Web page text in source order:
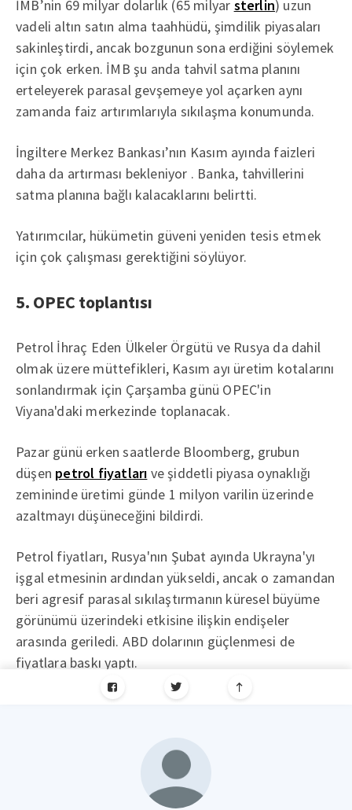
İMB’nin 69 milyar dolarlık (65 milyar sterlin) uzun
vadeli altın satın alma taahhüdü, şimdilik piyasaları
sakinleştirdi, ancak bozgunun sona erdiğini söylemek
için çok erken. İMB şu anda tahvil satma planını
erteleyerek parasal gevşemeye yol açarken aynı
zamanda faiz artırımlarıyla sıkılaşma konumunda.
İngiltere Merkez Bankası’nın Kasım ayında faizleri
daha da artırması bekleniyor . Banka, tahvillerini
satma planına bağlı kalacaklarını belirtti.
Yatırımcılar, hükümetin güveni yeniden tesis etmek
için çok çalışması gerektiğini söylüyor.
5. OPEC toplantısı
Petrol İhraç Eden Ülkeler Örgütü ve Rusya da dahil
olmak üzere müttefikleri, Kasım ayı üretim kotalarını
sonlandırmak için Çarşamba günü OPEC'in
Viyana'daki merkezinde toplanacak.
Pazar günü erken saatlerde Bloomberg, grubun
düşen petrol fiyatları ve şiddetli piyasa oynaklığı
zemininde üretimi günde 1 milyon varilin üzerinde
azaltmayı düşüneceğini bildirdi.
Petrol fiyatları, Rusya'nın Şubat ayında Ukrayna'yı
işgal etmesinin ardından yükseldi, ancak o zamandan
beri agresif parasal sıkılaştırmanın küresel büyüme
görünümü üzerindeki etkisine ilişkin endişeler
arasında geriledi. ABD dolarının güçlenmesi de
fiyatlara baskı yaptı.